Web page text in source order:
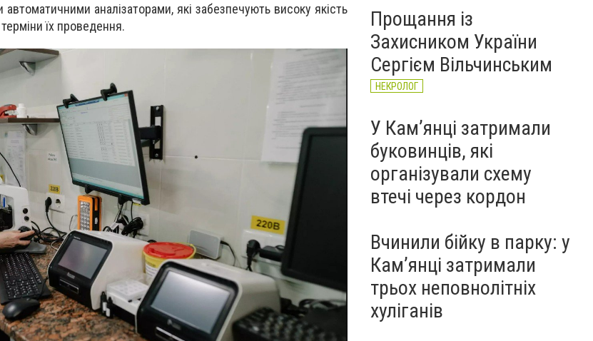
аналізаторами, які забезпечують високу якість
їх проведення.
Прощання із
Захисником України
Сергієм Вільчинським
НЕКРОЛОГ
У Кам’янці затримали
буковинців, які
організували схему
втечі через кордон
Вчинили бійку в парку: у
Кам’янці затримали
трьох неповнолітніх
хуліганів